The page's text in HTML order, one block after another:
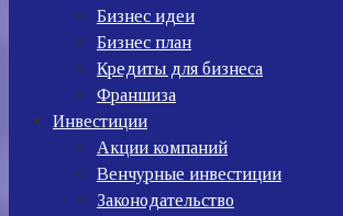
Бизнес идеи
Бизнес план
Кредиты для бизнеса
Франшиза
Инвестиции
Акции компаний
Венчурные инвестиции
Законодательство